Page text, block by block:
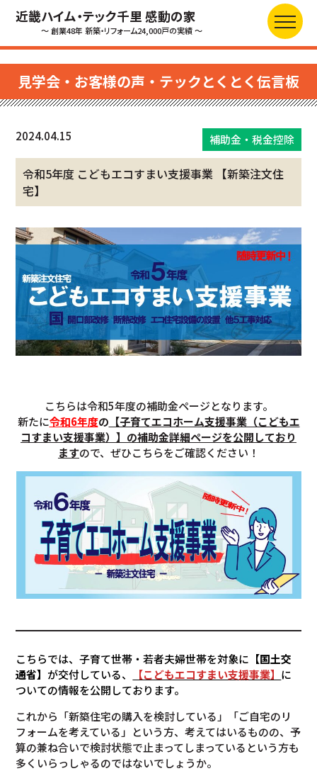
近畿ハイム・テック千里 感動の家
～ 創業48年 新築・リフォーム24,000戸の実績 ～
見学会・お客様の声・テックとくとく伝言板
2024.04.15 補助金・税金控除
令和5年度 こどもエコすまい支援事業 【新築注文住
宅】
こちらは令和5年度の補助金ページとなります。
新たに令和6年度の 【子育てエコホーム支援事業（こどもエ
コすまい支援事業）】の補助金詳細ページを公開しており
ますので、ぜひこちらをご確認ください！
こちらでは、子育て世帯・若者夫婦世帯を対象に 【国土交
通省】 が交付している、 【こどもエコすまい支援事業】 に
ついての情報を公開しております。
これから「新築住宅の購入を検討している」「ご自宅のリ
フォームを考えている」という方、考えてはいるものの、予
算の兼ね合いで検討状態で止まってしまっているという方も
多くいらっしゃるのではないでしょうか。